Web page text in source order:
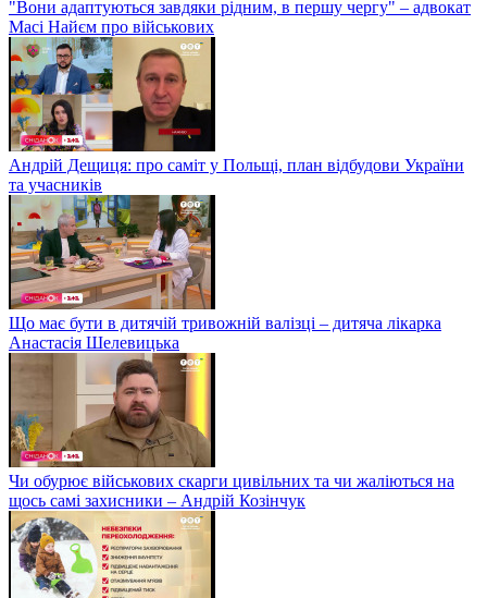
"Вони адаптуються завдяки рідним, в першу чергу" – адвокат
Масі Найєм про військових
Андрій Дещиця: про саміт у Польщі, план відбудови України
та учасників
Що має бути в дитячій тривожній валізці – дитяча лікарка
Анастасія Шелевицька
Чи обурює військових скарги цивільних та чи жаліються на
щось самі захисники – Андрій Козінчук